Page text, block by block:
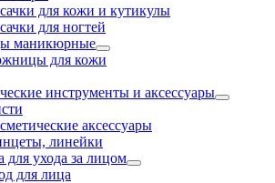
для кожи и кутикулы
для ногтей
маникюрные
для кожи
инструменты и аксессуары
аксессуары
линейки
для ухода за лицом
для лица